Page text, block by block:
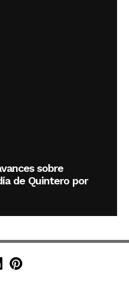
sobre
de Quintero por
X (Twitter)
en TikTok
de Minuto30 en
Minuto30 en LinkedIn
Minuto30 en